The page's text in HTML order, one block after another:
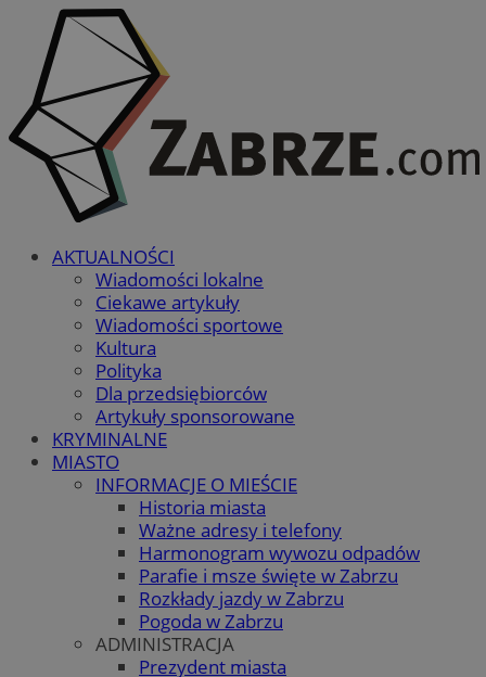
AKTUALNOŚCI
Wiadomości lokalne
Ciekawe artykuły
Wiadomości sportowe
Kultura
Polityka
Dla przedsiębiorców
Artykuły sponsorowane
KRYMINALNE
MIASTO
INFORMACJE O MIEŚCIE
Historia miasta
Ważne adresy i telefony
Harmonogram wywozu odpadów
Parafie i msze święte w Zabrzu
Rozkłady jazdy w Zabrzu
Pogoda w Zabrzu
ADMINISTRACJA
Prezydent miasta